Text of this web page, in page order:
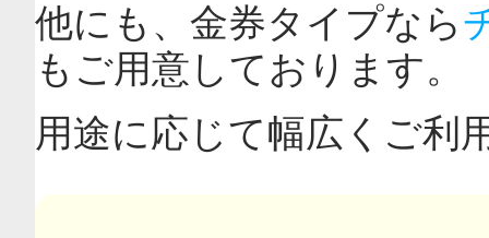
他にも、金券タイプなら
もご用意しております。
用途に応じて幅広くご利